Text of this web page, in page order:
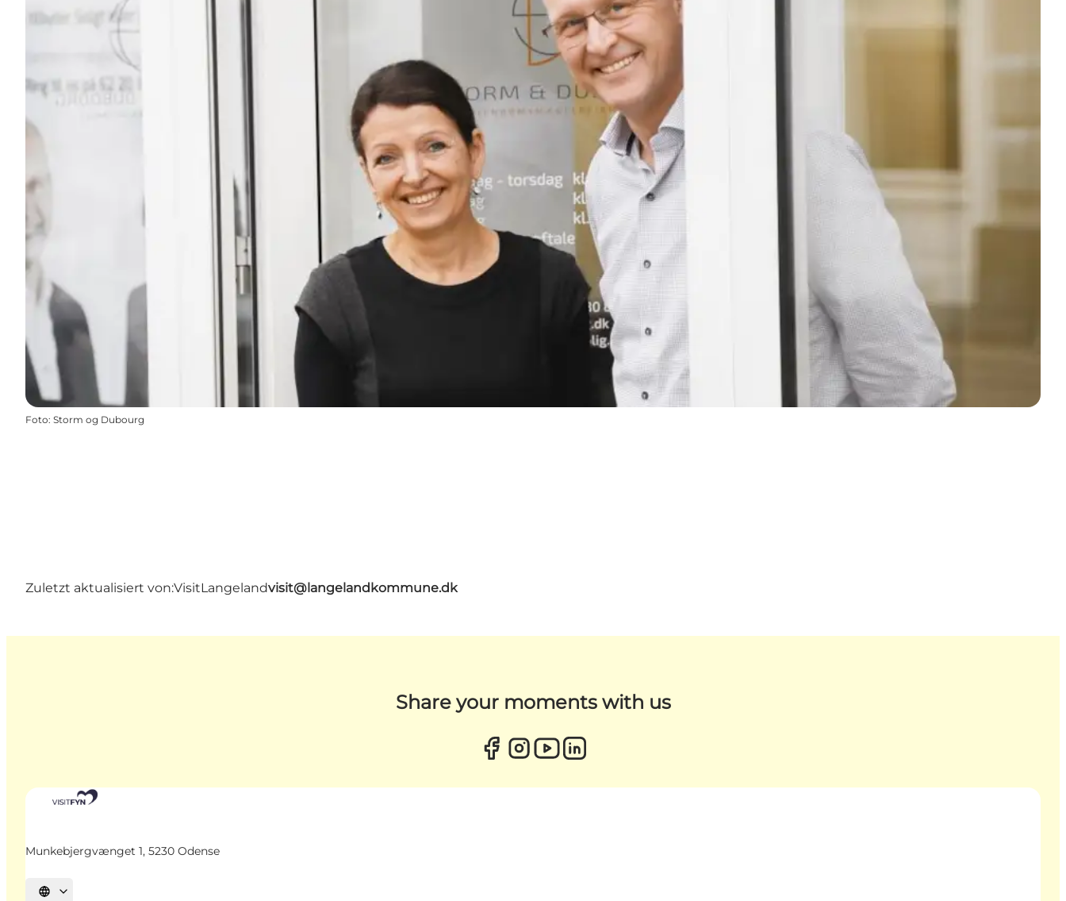
Foto: Storm og Dubourg
Zuletzt aktualisiert von:VisitLangelandvisit@langelandkommune.dk
Share your moments with us
Munkebjergvænget 1, 5230 Odense
Sprache auswählen